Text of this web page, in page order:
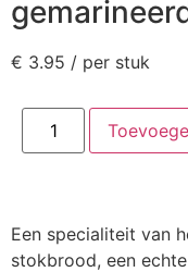
€ 3.95 / per stuk
Een specialiteit van
stokbrood, een